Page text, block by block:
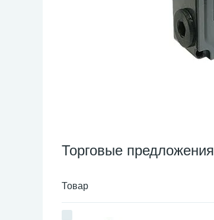
Торговые предложения
Товар